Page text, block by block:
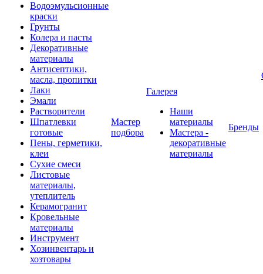
Водоэмульсионные
краски
Грунты
Колера и пасты
Декоративные
материалы
Антисептики,
масла, пропитки
Лаки
Эмали
Растворители
Шпатлевки
готовые
Пены, герметики,
клеи
Сухие смеси
Листовые
материалы,
утеплитель
Керамогранит
Кровельные
материалы
Инструмент
Хозинвентарь и
хозтовары
Мастер
подбора
Галерея
Наши
материалы
Мастера -
декоративные
материалы
Бренды